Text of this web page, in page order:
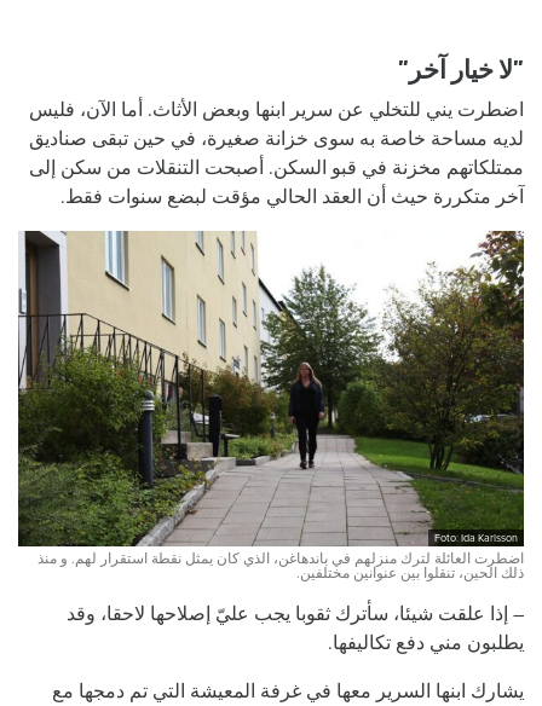
”لا خيار آخر”
اضطرت يني للتخلي عن سرير ابنها وبعض الأثاث. أما الآن، فليس
لديه مساحة خاصة به سوى خزانة صغيرة، في حين تبقى صناديق
ممتلكاتهم مخزنة في قبو السكن. أصبحت التنقلات من سكن إلى
آخر متكررة حيث أن العقد الحالي مؤقت لبضع سنوات فقط.
Foto: Ida Karlsson
اضطرت العائلة لترك منزلهم في باندهاغن، الذي كان يمثل نقطة استقرار لهم. و منذ
ذلك الحين، تنقلوا بين عنوانين مختلفين.
– إذا علقت شيئا، سأترك ثقوبا يجب عليّ إصلاحها لاحقا، وقد
يطلبون مني دفع تكاليفها.
يشارك ابنها السرير معها في غرفة المعيشة التي تم دمجها مع